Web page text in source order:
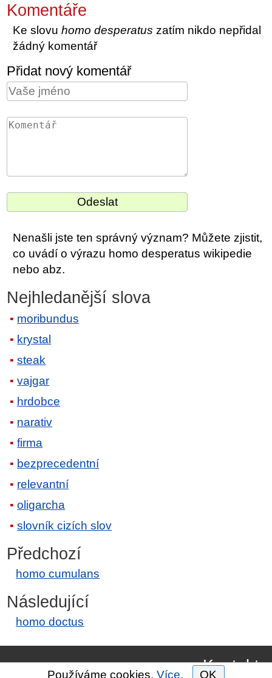
Komentáře
Ke slovuhomo desperatus zatím nikdo nepřidal
žádný komentář
Přidat nový komentář
Nenašli jste ten správný význam? Můžete zjistit,
co uvádí o výrazu homo desperatus wikipedie
nebo abz.
Nejhledanější slova
moribundus
krystal
steak
vajgar
hrdobce
narativ
firma
bezprecedentní
relevantní
oligarcha
slovník cizích slov
Předchozí
homo cumulans
Následující
homo doctus
Kontakt
Používáme cookies. Více. OK